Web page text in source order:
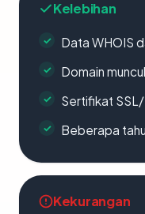
Kelebihan
Data WHOIS
Domain
Sertifikat
Beberapa
Kekurangan